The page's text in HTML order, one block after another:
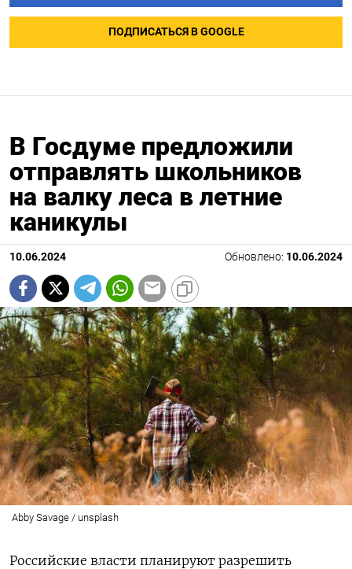
ПОДПИСАТЬСЯ В GOOGLE
В Госдуме предложили
отправлять школьников
на валку леса в летние
каникулы
10.06.2024 Обновлено: 10.06.2024
Abby Savage / unsplash
Российские власти планируют разрешить